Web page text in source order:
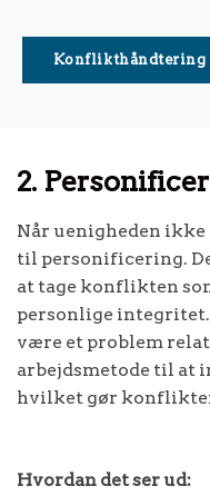
Konflikthåndtering
2.
Når uenigheden
til personificering.
at tage konflikten
personlige
være et problem
arbejdsmetode til at
hvilket gør
Hvordan det ser ud: